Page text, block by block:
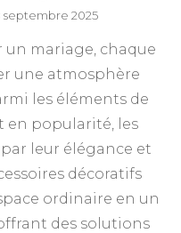
septembre 2025
mariage, chaque
une atmosphère
les éléments de
en popularité, les
leur élégance et
décoratifs
ordinaire en un
des solutions